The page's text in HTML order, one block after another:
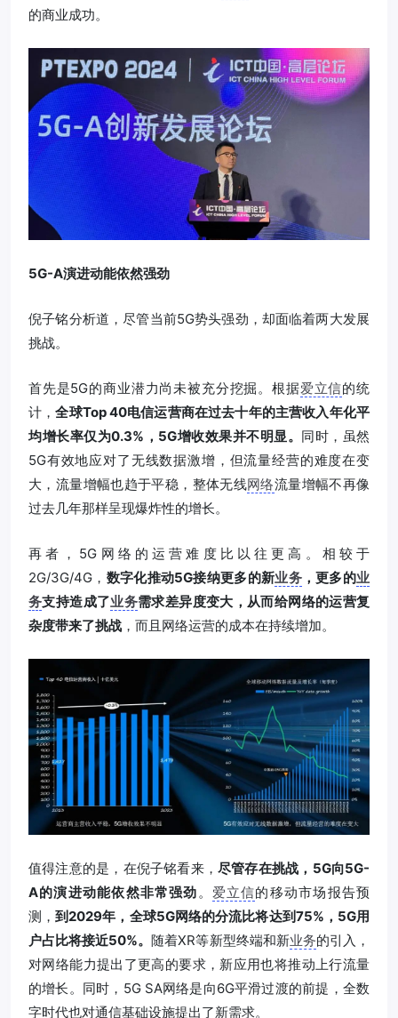
的商业成功。
5G-A演进动能依然强劲
倪子铭分析道，尽管当前5G势头强劲，却面临着两大发展
挑战。
首先是5G的商业潜力尚未被充分挖掘。根据爱立信的统
计，全球Top 40电信运营商在过去十年的主营收入年化平
均增长率仅为0.3%，5G增收效果并不明显。 同时，虽然
5G有效地应对了无线数据激增，但流量经营的难度在变
大，流量增幅也趋于平稳，整体无线网络流量增幅不再像
过去几年那样呈现爆炸性的增长。
再者，5G网络的运营难度比以往更高。相较于
2G/3G/4G， 数字化推动5G接纳更多的新业务，更多的业
务支持造成了业务需求差异度变大，从而给网络的运营复
杂度带来了挑战 ，而且网络运营的成本在持续增加。
值得注意的是，在倪子铭看来，尽管存在挑战，5G向5G-
A的演进动能依然非常强劲。 爱立信的移动市场报告预
测，到2029年，全球5G网络的分流比将达到75%，5G用
户占比将接近50%。随着XR等新型终端和新业务的引入，
对网络能力提出了更高的要求，新应用也将推动上行流量
的增长。同时，5G SA网络是向6G平滑过渡的前提，全数
字时代也对通信基础设施提出了新需求。